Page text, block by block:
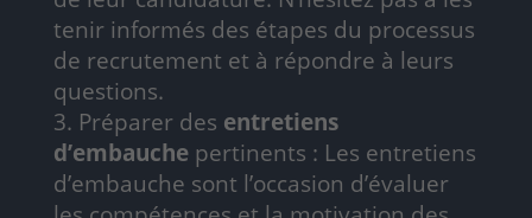
tenir informés des étapes du processus
de recrutement et à répondre à leurs
questions.
Préparer des entretiens
d’embauchepertinents : Les entretiens
d’embauche sont l’occasion d’évaluer